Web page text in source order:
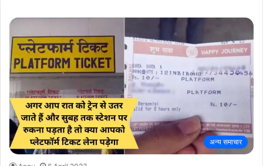
अन्य समाचार